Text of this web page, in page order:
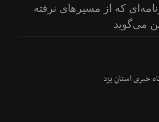
که از مسیرهای نرفته
می‌گوید
خبری استان یزد